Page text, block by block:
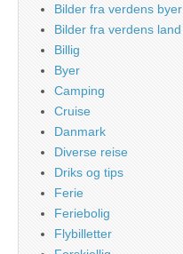
Bilder fra verdens byer
Bilder fra verdens land
Billig
Byer
Camping
Cruise
Danmark
Diverse reise
Driks og tips
Ferie
Feriebolig
Flybilletter